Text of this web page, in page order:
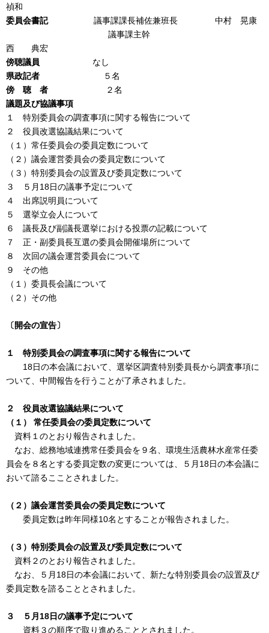
禎和
委員会書記議事課課長補佐兼班長 中村 晃康
議事課主幹
西 典宏
傍聴議員 なし
県政記者
５名
傍 聴 者 ２名
議題及び協議事項
１ 特別委員会の調査事項に関する報告について
２ 役員改選協議結果について
（１）常任委員会の委員定数について
（２）議会運営委員会の委員定数について
（３）特別委員会の設置及び委員定数について
３ ５月18日の議事予定について
４ 出席説明員について
５ 選挙立会人について
６ 議長及び副議長選挙における投票の記載について
７ 正・副委員長互選の委員会開催場所について
８ 次回の議会運営委員会について
９ その他
（１）委員長会議について
（２）その他
〔開会の宣告〕
１ 特別委員会の調査事項に関する報告について
18日の本会議において、選挙区調査特別委員長から調査事項に
ついて、中間報告を行うことが了承されました。
２ 役員改選協議結果について
（１） 常任委員会の委員定数について
資料１のとおり報告されました。
なお、総務地域連携常任委員会を９名、環境生活農林水産常任委
員会を８名とする委員定数の変更については、５月18日の本会議に
おいて諮るこことされました。
（２）議会運営委員会の委員定数について
委員定数は昨年同様10名とすることが報告されました。
（３）特別委員会の設置及び委員定数について
資料２のとおり報告されました。
なお、５月18日の本会議において、新たな特別委員会の設置及び
委員定数を諮ることとされました。
３ ５月18日の議事予定について
資料３の順序で取り進めることとされました。